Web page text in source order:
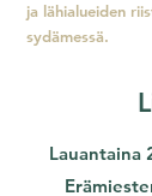
ja lähialueiden
sydämessä.
Lauantaina